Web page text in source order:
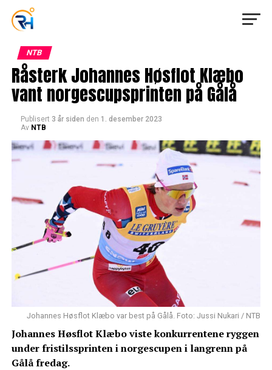
NTB
Råsterk Johannes Høsflot Klæbo
vant norgescupsprinten på Gålå
Publisert 3 år siden den 1. desember 2023
Av NTB
Johannes Høsflot Klæbo var best på Gålå. Foto: Jussi Nukari / NTB
Johannes Høsflot Klæbo viste konkurrentene ryggen
under fristilssprinten i norgescupen i langrenn på
Gålå fredag.